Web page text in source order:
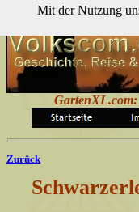
GartenXL.com:
Zurück
Mit der Nutzung